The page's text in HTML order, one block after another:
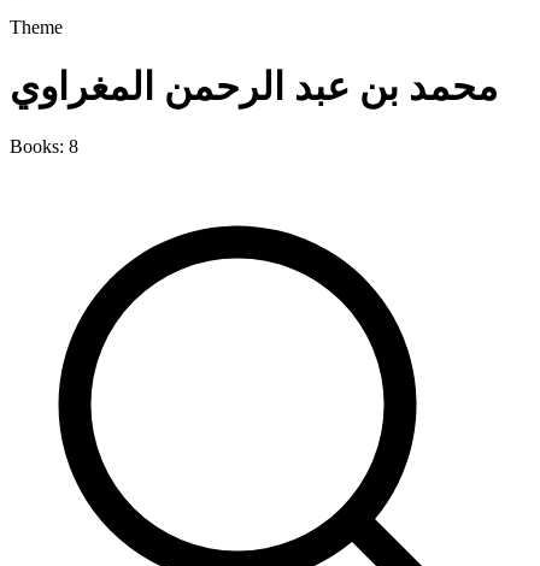
Theme
محمد بن عبد الرحمن المغراوي
Books: 8